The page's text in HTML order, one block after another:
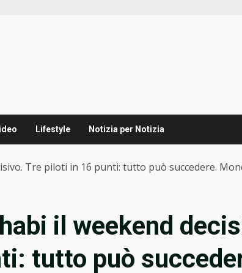
Lifestyle Notizia per Notizia
Tre piloti in 16 punti: tutto può succedere.
il weekend
tutto può